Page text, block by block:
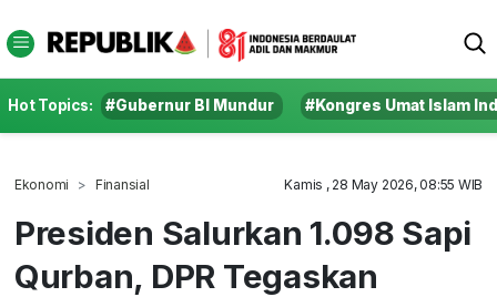
Hot Topics: #Gubernur BI Mundur #Kongres Umat Islam
Ekonomi Finansial Kamis , 28 May 2026, 08:55 WIB
Presiden Salurkan 1.098 Sapi
Qurban, DPR Tegaskan